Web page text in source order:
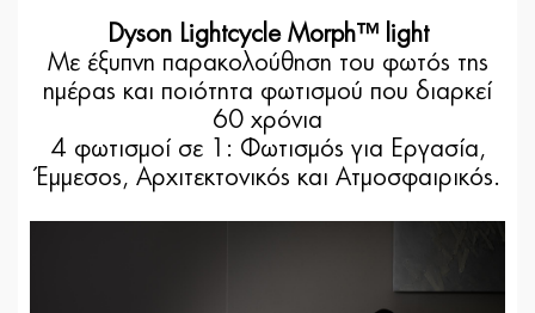
Dyson Lightcycle Morph™ light
Με έξυπνη παρακολούθηση του φωτός της
ημέρας και ποιότητα φωτισμού που διαρκεί
60 χρόνια
4 φωτισμοί σε 1: Φωτισμός για Εργασία,
Έμμεσος, Αρχιτεκτονικός και Ατμοσφαιρικός.